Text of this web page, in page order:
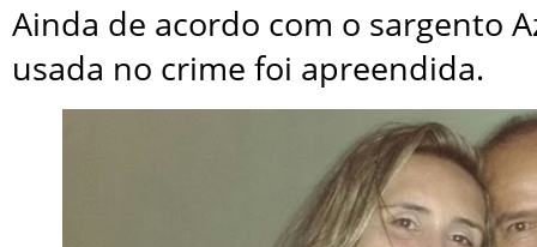
Ainda de acordo com o sargento
usada no crime foi apreendida.